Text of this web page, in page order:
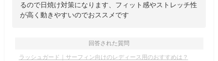
るので日焼け対策になります、フィット感やストレッチ性
が高く動きやすいのでおススメです
回答された質問
ラッシュガード｜サーフィン向けのレディース用のおすすめは？